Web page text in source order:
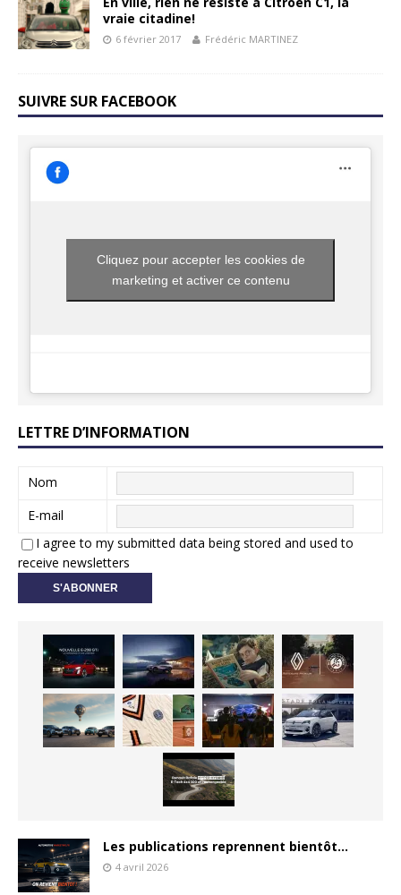
vraie citadine!
6 février 2017 Frédéric MARTINEZ
SUIVRE SUR FACEBOOK
Cliquez pour accepter les cookies de
marketing et activer ce contenu
LETTRE D’INFORMATION
Nom
E-mail
I agree to my submitted data being stored and used to
receive newsletters
Les publications reprennent bientôt…
4 avril 2026